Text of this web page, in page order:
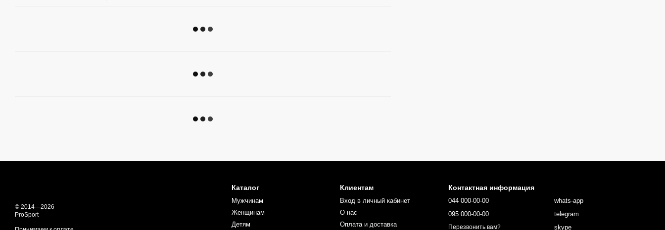
© 2014—2026
ProSport
Каталог
Мужчинам
Женщинам
Детям
Клиентам
Вход в личный кабинет
О нас
Оплата и доставка
Контактная информация
044 000-00-00
095 000-00-00
Перезвонить вам?
whats-app
telegram
skype